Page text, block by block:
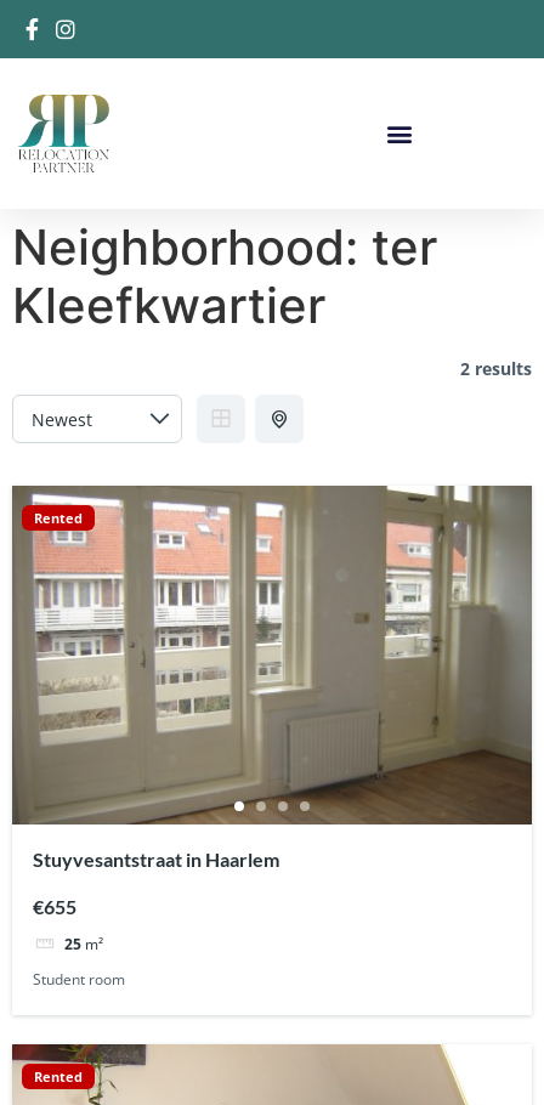
Neighborhood: ter
Kleefkwartier
2 results
Rented
Stuyvesantstraat in Haarlem
€655
25 m²
Student room
Rented